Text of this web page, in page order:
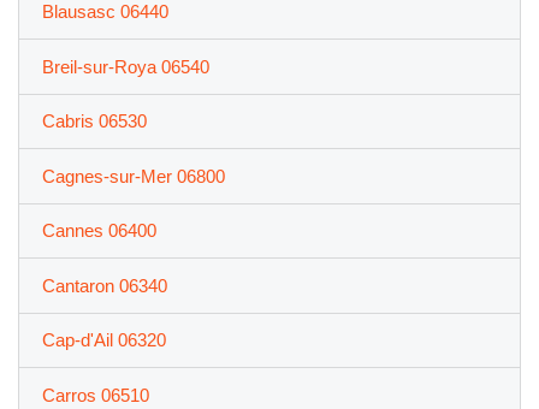
Blausasc 06440
Breil-sur-Roya 06540
Cabris 06530
Cagnes-sur-Mer 06800
Cannes 06400
Cantaron 06340
Cap-d'Ail 06320
Carros 06510